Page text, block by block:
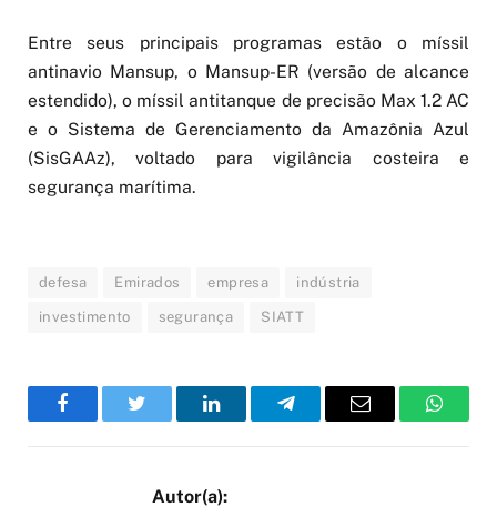
Entre seus principais programas estão o míssil
antinavio Mansup, o Mansup-ER (versão de alcance
estendido), o míssil antitanque de precisão Max 1.2 AC
e o Sistema de Gerenciamento da Amazônia Azul
(SisGAAz), voltado para vigilância costeira e
segurança marítima.
defesa Emirados empresa indústria
investimento segurança SIATT
FacebookTwitter LinkedInTelegramEmail